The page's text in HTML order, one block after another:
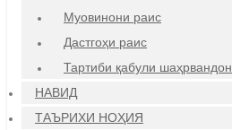
Муовинони раис
Дастгоҳи раис
Тартиби қабули шаҳрвандон
НАВИД
ТАЪРИХИ НОҲИЯ